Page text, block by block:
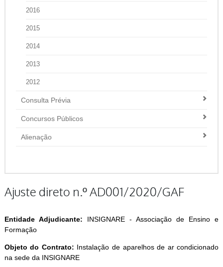
2016
2015
2014
2013
2012
Consulta Prévia
Concursos Públicos
Alienação
Ajuste direto n.º AD001/2020/GAF
Entidade Adjudicante: INSIGNARE - Associação de Ensino e
Formação
Objeto do Contrato: Instalação de aparelhos de ar condicionado
na sede da INSIGNARE